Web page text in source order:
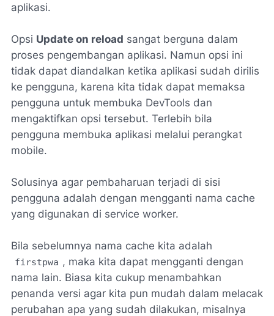
aplikasi.
Opsi Update on reload sangat berguna dalam
proses pengembangan aplikasi. Namun opsi ini
tidak dapat diandalkan ketika aplikasi sudah dirilis
ke pengguna, karena kita tidak dapat memaksa
pengguna untuk membuka DevTools dan
mengaktifkan opsi tersebut. Terlebih bila
pengguna membuka aplikasi melalui perangkat
mobile.
Solusinya agar pembaharuan terjadi di sisi
pengguna adalah dengan mengganti nama cache
yang digunakan di service worker.
Bila sebelumnya nama cache kita adalah
firstpwa , maka kita dapat mengganti dengan
nama lain. Biasa kita cukup menambahkan
penanda versi agar kita pun mudah dalam melacak
perubahan apa yang sudah dilakukan, misalnya